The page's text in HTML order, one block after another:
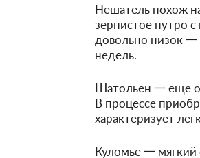
Нешатель похож
зернистое нутро
довольно низок
недель.
Шатольен 一 еще
В процессе
характеризует
Куломье 一